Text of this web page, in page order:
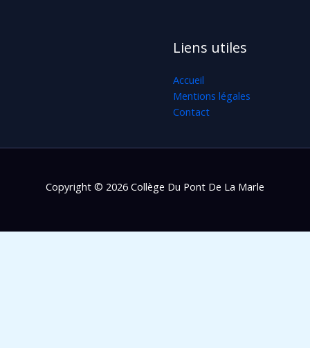
Liens utiles
Accueil
Mentions légales
Contact
Copyright © 2026 Collège Du Pont De La Marle